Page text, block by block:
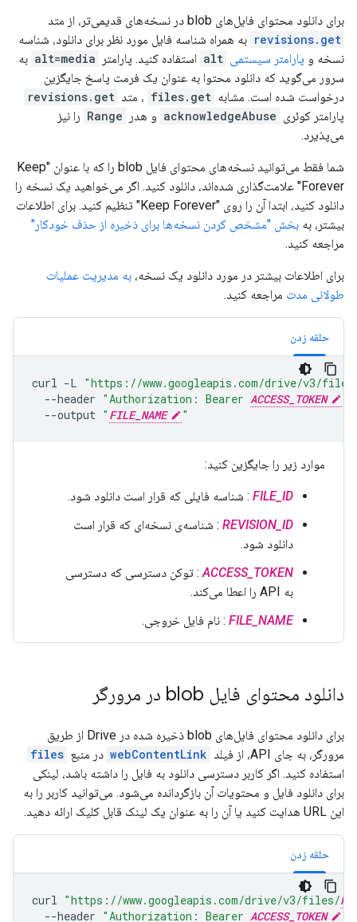
برای دانلود محتوای فایل‌های blob در نسخه‌های قدیمی‌تر، از متد
revisions.get به همراه شناسه فایل مورد نظر برای دانلود، شناسه
نسخه و پارامتر سیستمی alt استفاده کنید. پارامتر alt=media به
سرور می‌گوید که دانلود محتوا به عنوان یک فرمت پاسخ جایگزین
درخواست شده است. مشابه files.get ، متد revisions.get
پارامتر کوئری acknowledgeAbuse و هدر Range را نیز
می‌پذیرد.
شما فقط می‌توانید نسخه‌های محتوای فایل blob را که با عنوان "Keep
Forever" علامت‌گذاری شده‌اند، دانلود کنید. اگر می‌خواهید یک نسخه را
دانلود کنید، ابتدا آن را روی "Keep Forever" تنظیم کنید. برای اطلاعات
بیشتر، به بخش "مشخص کردن نسخه‌ها برای ذخیره از حذف خودکار"
مراجعه کنید.
برای اطلاعات بیشتر در مورد دانلود یک نسخه، به مدیریت عملیات
طولانی مدت مراجعه کنید.
حلقه زدن
curl -L "https://www.googleapis.com/drive/v3/
--header "Authorization: Bearer ACCESS_TOKEN
--output " FILE_NAME "
موارد زیر را جایگزین کنید:
FILE_ID : شناسه فایلی که قرار است دانلود شود.
REVISION_ID : شناسه‌ی نسخه‌ای که قرار است
دانلود شود.
ACCESS_TOKEN: توکن دسترسی که دسترسی
به API را اعطا می‌کند.
FILE_NAME : نام فایل خروجی.
دانلود محتوای فایل blob در مرورگر
برای دانلود محتوای فایل‌های blob ذخیره شده در Drive از طریق
مرورگر، به جای API، از فیلد
webContentLink در منبع files
استفاده کنید. اگر کاربر دسترسی دانلود به فایل را داشته باشد، لینکی
برای دانلود فایل و محتویات آن بازگردانده می‌شود. می‌توانید کاربر را به
این URL هدایت کنید یا آن را به عنوان یک لینک قابل کلیک ارائه دهید.
حلقه زدن
curl "https://www.googleapis.com/drive/v3/files/
--header "Authorization: Bearer ACCESS_TOKEN